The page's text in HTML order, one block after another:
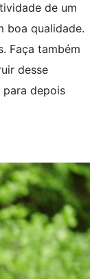
de um
boa qualidade.
Faça também
desse
depois